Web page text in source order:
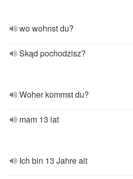
wo wohnst du?
Skąd pochodzisz?
Woher kommst du?
mam 13 lat
Ich bin 13 Jahre alt